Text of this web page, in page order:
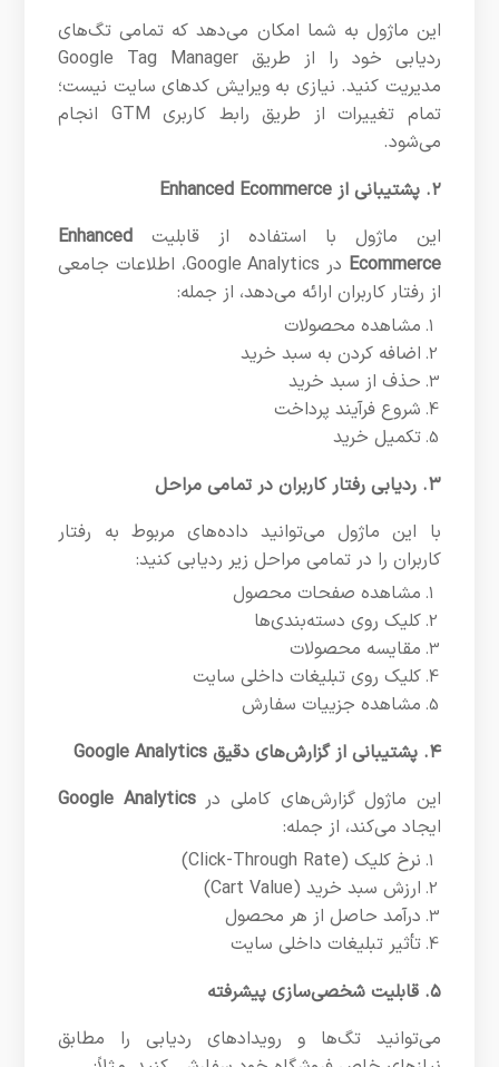
این ماژول به شما امکان می‌دهد که تمامی تگ‌های
ردیابی خود را از طریق Google Tag Manager
مدیریت کنید. نیازی به ویرایش کدهای سایت نیست؛
تمام تغییرات از طریق رابط کاربری GTM انجام
می‌شود.
۲. پشتیبانی از Enhanced Ecommerce
این ماژول با استفاده از قابلیت Enhanced
Ecommerce
در Google Analytics، اطلاعات جامعی
از رفتار کاربران ارائه می‌دهد، از جمله:
مشاهده محصولات
اضافه کردن به سبد خرید
حذف از سبد خرید
شروع فرآیند پرداخت
تکمیل خرید
۳. ردیابی رفتار کاربران در تمامی مراحل
با این ماژول می‌توانید داده‌های مربوط به رفتار
کاربران را در تمامی مراحل زیر ردیابی کنید:
مشاهده صفحات محصول
کلیک روی دسته‌بندی‌ها
مقایسه محصولات
کلیک روی تبلیغات داخلی سایت
مشاهده جزییات سفارش
۴. پشتیبانی از گزارش‌های دقیق Google Analytics
این ماژول گزارش‌های کاملی درGoogle Analytics
ایجاد می‌کند، از جمله:
نرخ کلیک (Click-Through Rate)
ارزش سبد خرید (Cart Value)
درآمد حاصل از هر محصول
تأثیر تبلیغات داخلی سایت
۵. قابلیت شخصی‌سازی پیشرفته
می‌توانید تگ‌ها و رویدادهای ردیابی را مطابق